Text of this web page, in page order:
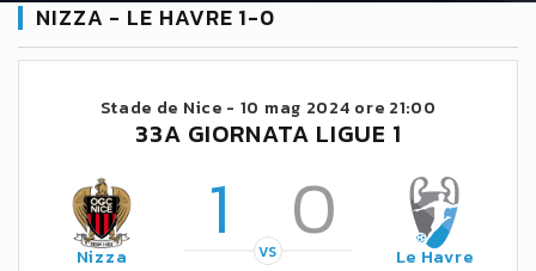
NIZZA - LE HAVRE 1-0
Stade de Nice - 10 mag 2024 ore 21:00
33A GIORNATA LIGUE 1
Nizza 1 0
VS Le Havre